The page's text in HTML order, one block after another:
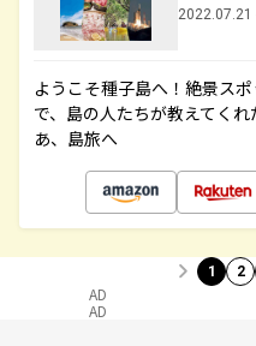
2022.07.21
ようこそ種子島へ！絶景ス
で、島の人たちが教えてく
あ、島旅へ
1 2
AD
AD